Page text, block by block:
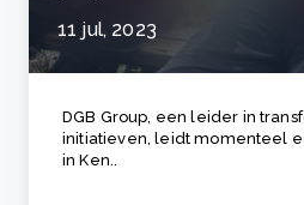
11 jul, 2023
DGB Group, een leider in
initiatieven, leidt momenteel
in Ken..